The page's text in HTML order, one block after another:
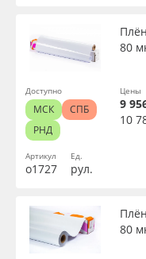
Артикул
о1727
80
Ед.
рул.
Цены
9
10
Доступно
МСК
СПБ
РНД
80